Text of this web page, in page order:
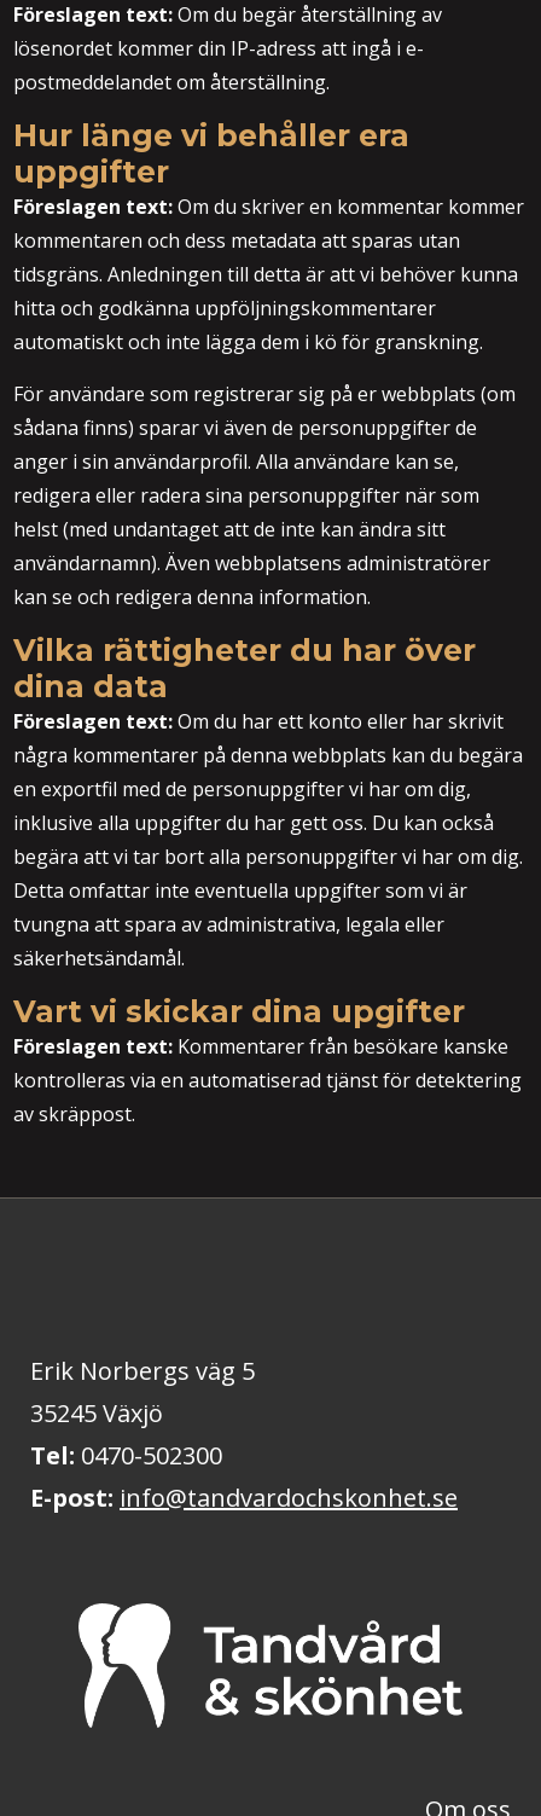
Föreslagen text:Om du begär återställning av
lösenordet kommer din IP-adress att ingå i e-
postmeddelandet om återställning.
Hur länge vi behåller era
uppgifter
Föreslagen text:Om du skriver en kommentar kommer
kommentaren och dess metadata att sparas utan
tidsgräns. Anledningen till detta är att vi behöver kunna
hitta och godkänna uppföljningskommentarer
automatiskt och inte lägga dem i kö för granskning.
För användare som registrerar sig på er webbplats (om
sådana finns) sparar vi även de personuppgifter de
anger i sin användarprofil. Alla användare kan se,
redigera eller radera sina personuppgifter när som
helst (med undantaget att de inte kan ändra sitt
användarnamn). Även webbplatsens administratörer
kan se och redigera denna information.
Vilka rättigheter du har över
dina data
Föreslagen text:Om du har ett konto eller har skrivit
några kommentarer på denna webbplats kan du begära
en exportfil med de personuppgifter vi har om dig,
inklusive alla uppgifter du har gett oss. Du kan också
begära att vi tar bort alla personuppgifter vi har om dig.
Detta omfattar inte eventuella uppgifter som vi är
tvungna att spara av administrativa, legala eller
säkerhetsändamål.
Vart vi skickar dina upgifter
Föreslagen text: Kommentarer från besökare kanske
kontrolleras via en automatiserad tjänst för detektering
av skräppost.
Erik Norbergs väg 5
35245 Växjö
Tel: 0470-502300
E-post: info@tandvardochskonhet.se